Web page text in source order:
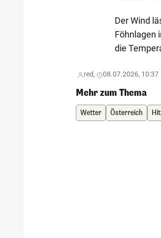
Der Wind
Föhnlagen
die
red, 08.07.2026, 10:37
Mehr zum Thema
Wetter Österreich